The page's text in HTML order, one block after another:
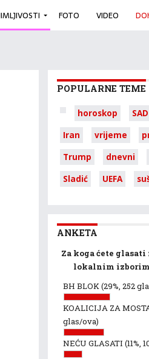
FOTO VIDEO
POPULARNE TEME
horoskop SAD
Iran
vrijeme
Trump
dnevni
Sladić
UEFA
ANKETA
Za koga ćete
lokalnim
BH BLOK(29%, 252
KOALICIJA ZA
glas/ova)
NEĆU GLASATI (11%,